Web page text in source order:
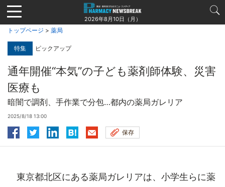
Jump
to
navigation
2026年8月10日（月）
トップページ > 薬局
特集 ピックアップ
通年開催“本気”の子ども薬剤師体験、災害
医療も
暗闇で調剤、手作業で分包…都内の薬局ガレリア
2025/8/18 13:00
保存
東京都北区にある薬局ガレリアは、小学生らに薬